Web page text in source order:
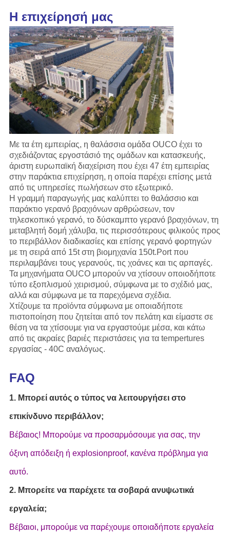
Η επιχείρησή μας
Με τα έτη εμπειρίας, η θαλάσσια ομάδα OUCO έχει το
σχεδιάζοντας εργοστάσιό της ομάδων και κατασκευής,
άριστη ευρωπαϊκή διαχείριση που έχει 47 έτη εμπειρίας
στην παράκτια επιχείρηση, η οποία παρέχει επίσης μετά
από τις υπηρεσίες πωλήσεων στο εξωτερικό.
Η γραμμή παραγωγής μας καλύπτει το θαλάσσιο και
παράκτιο γερανό βραχιόνων αρθρώσεων, τον
τηλεσκοπικό γερανό, το δύσκαμπτο γερανό βραχιόνων, τη
μεταβλητή δομή χάλυβα, τις περισσότερους φιλικούς προς
το περιβάλλον διαδικασίες και επίσης γερανό φορτηγών
με τη σειρά από 15t στη βιομηχανία 150t.Port που
περιλαμβάνει τους γερανούς, τις χοάνες και τις αρπαγές.
Τα μηχανήματα OUCO μπορούν να χτίσουν οποιοδήποτε
τύπο εξοπλισμού χειρισμού, σύμφωνα με το σχέδιό μας,
αλλά και σύμφωνα με τα παρεχόμενα σχέδια.
Χτίζουμε τα προϊόντα σύμφωνα με οποιαδήποτε
πιστοποίηση που ζητείται από τον πελάτη και είμαστε σε
θέση να τα χτίσουμε για να εργαστούμε μέσα, και κάτω
από τις ακραίες βαριές περιστάσεις για τα tempertures
εργασίας - 40C αναλόγως.
FAQ
1. Μπορεί αυτός ο τύπος να λειτουργήσει στο
επικίνδυνο περιβάλλον;
Βέβαιος! Μπορούμε να προσαρμόσουμε για σας, την
όξινη απόδειξη ή explosionproof, κανένα πρόβλημα για
αυτό.
2. Μπορείτε να παρέχετε τα σοβαρά ανυψωτικά
εργαλεία;
Βέβαιοι, μπορούμε να παρέχουμε οποιαδήποτε εργαλεία